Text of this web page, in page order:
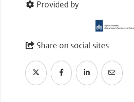
Provided by
Share on social sites